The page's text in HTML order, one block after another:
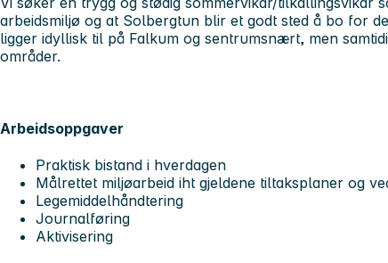
arbeidsmiljø og at Solbergtun blir et godt sted å bo for
ligger idyllisk til på Falkum og sentrumsnært, men
områder.
Arbeidsoppgaver
Praktisk bistand i hverdagen
Målrettet miljøarbeid iht gjeldene tiltaksplaner og
Legemiddelhåndtering
Journalføring
Aktivisering